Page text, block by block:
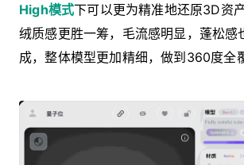
High模式下可以更为精准地还原3D资
绒质感更胜一筹，毛流感明显，蓬松感
成，整体模型更加精细，做到360度全